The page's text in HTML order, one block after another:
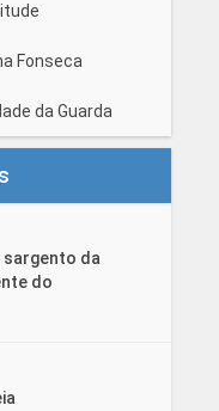
Fonseca
da Guarda
sargento da
do